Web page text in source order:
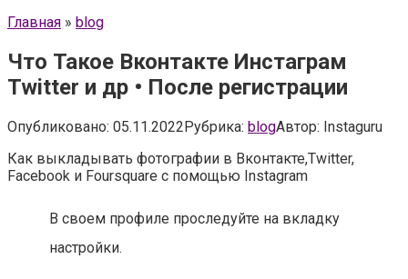
Главная » blog
Что Такое Вконтакте Инстаграм
Twitter и др • После регистрации
Опубликовано: 05.11.2022Рубрика: blogАвтор: Instaguru
Как выкладывать фотографии в Вконтакте,Twitter,
Facebook и Foursquare с помощью Instagram
В своем профиле проследуйте на вкладку
настройки.